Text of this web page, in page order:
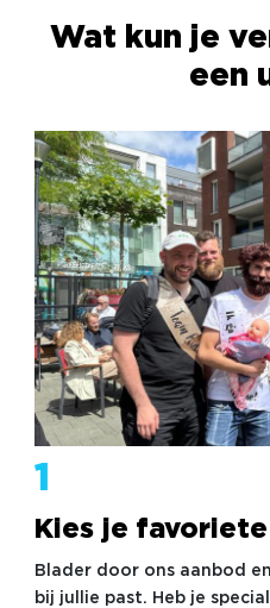
Wat kun je
een
1
Kies je
Blader door ons aanbod
bij jullie past. Heb je